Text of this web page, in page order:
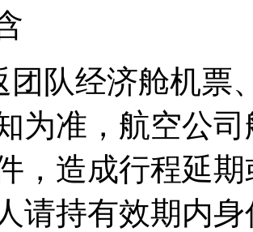
团队经济舱机票
为准，航空公
，造成行程延
请持有效期内